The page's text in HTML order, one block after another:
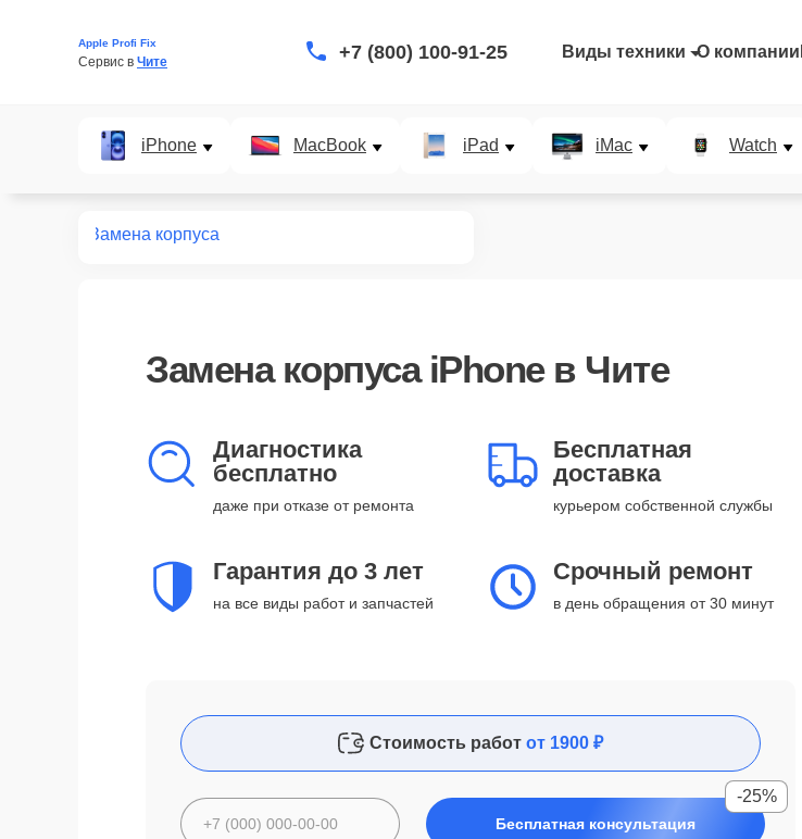
Apple Profi Fix
Сервис в Чите +7 (800) 100-91-25 Виды техники О компании
iPhone MacBook iPad iMac Watch
Замена корпуса
Замена корпуса iPhone в Чите
Диагностика
бесплатно
даже при отказе от ремонта
Бесплатная
доставка
курьером собственной службы
Гарантия до 3 лет
на все виды работ и запчастей
Срочный ремонт
в день обращения от 30 минут
Стоимость работ от 1900 ₽
Бесплатная консультация
-25%